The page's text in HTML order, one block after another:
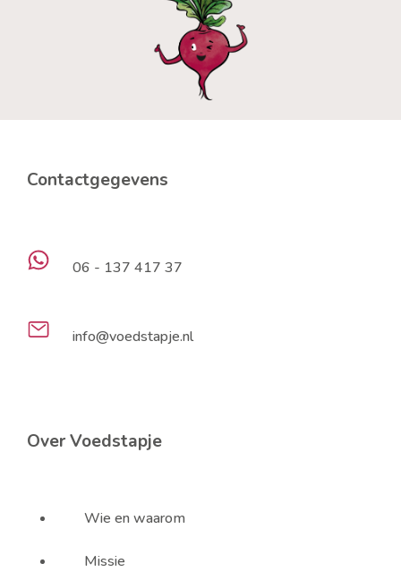
Contactgegevens
06 - 137 417 37
info@voedstapje.nl
Over Voedstapje
Wie en waarom
Missie